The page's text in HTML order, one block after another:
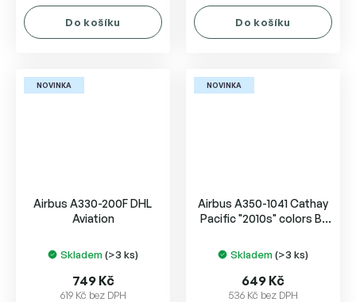
Do košíku Do košíku
NOVINKA
Airbus A330-200F DHL
Aviation
Skladem (>3 ks)
619 Kč bez DPH
749 Kč
NOVINKA
Airbus A350-1041 Cathay
Pacific "2010s" colors B-
Skladem (>3 ks)
536 Kč bez DPH
649 Kč